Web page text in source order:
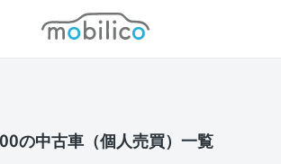
モビリコ
の中古車（個人売買）一覧